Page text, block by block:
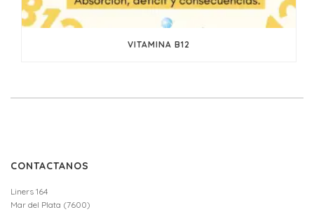
VITAMINA B12
CONTACTANOS
Liners 164
Mar del Plata (7600)